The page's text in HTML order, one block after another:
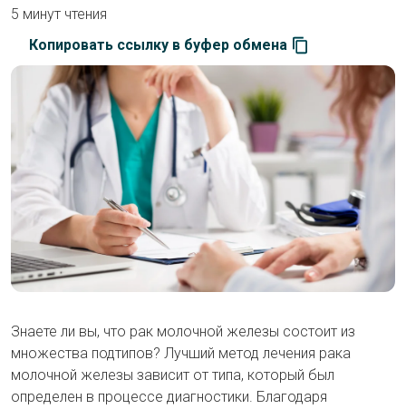
5 минут чтения
Копировать ссылку в буфер обмена
Знаете ли вы, что рак молочной железы состоит из
множества подтипов? Лучший метод лечения рака
молочной железы зависит от типа, который был
определен в процессе диагностики. Благодаря